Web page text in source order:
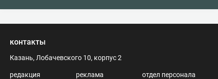
контакты
Казань, Лобачевского 10, корпус 2
редакция
реклама
отдел персонала